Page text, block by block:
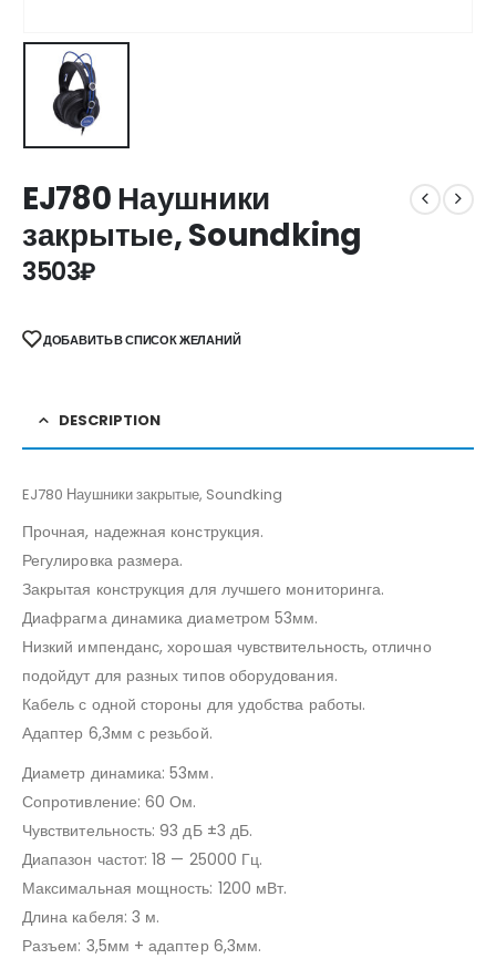
EJ780 Наушники
закрытые, Soundking
3503₽
ДОБАВИТЬ В СПИСОК ЖЕЛАНИЙ
DESCRIPTION
EJ780 Наушники закрытые, Soundking
Прочная, надежная конструкция.
Регулировка размера.
Закрытая конструкция для лучшего мониторинга.
Диафрагма динамика диаметром 53мм.
Низкий импенданс, хорошая чувствительность, отлично
подойдут для разных типов оборудования.
Кабель с одной стороны для удобства работы.
Адаптер 6,3мм с резьбой.
Диаметр динамика: 53мм.
Сопротивление: 60 Ом.
Чувствительность: 93 дБ ±3 дБ.
Диапазон частот: 18 — 25000 Гц.
Максимальная мощность: 1200 мВт.
Длина кабеля: 3 м.
Разъем: 3,5мм + адаптер 6,3мм.